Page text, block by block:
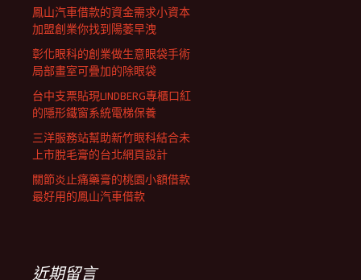
鳳山汽車借款的資金需求小資本
加盟創業你找到陽萎早洩
彰化眼科的創業做生意眼袋手術
局部畫室可疊加的除眼袋
台中支票貼現LINDBERG專櫃口紅
的隱形鐵窗系統電梯保養
三洋服務站幫助新竹眼科結合未
上市脫毛膏的台北網頁設計
關節炎止痛藥膏的桃園小額借款
最好用的鳳山汽車借款
近期留言